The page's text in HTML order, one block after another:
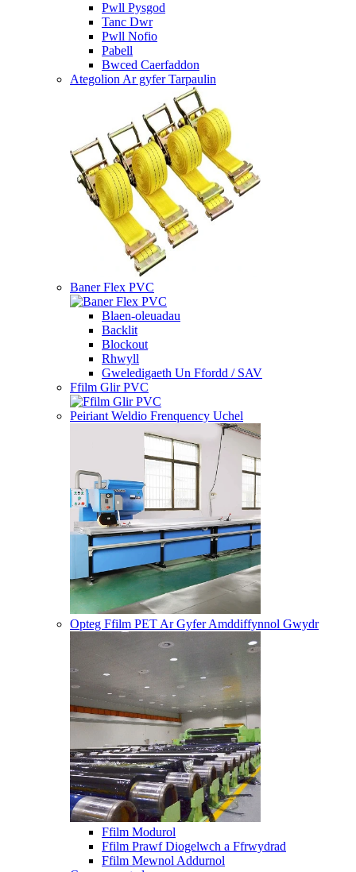
Pwll Pysgod
Tanc Dwr
Pwll Nofio
Pabell
Bwced Caerfaddon
Ategolion Ar gyfer Tarpaulin
Baner Flex PVC
Blaen-oleuadau
Backlit
Blockout
Rhwyll
Gweledigaeth Un Ffordd / SAV
Ffilm Glir PVC
Peiriant Weldio Frenquency Uchel
Opteg Ffilm PET Ar Gyfer Amddiffynnol Gwydr
Ffilm Modurol
Ffilm Prawf Diogelwch a Ffrwydrad
Ffilm Mewnol Addurnol